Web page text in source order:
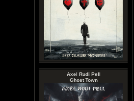
Axel Rudi Pell
Ghost Town